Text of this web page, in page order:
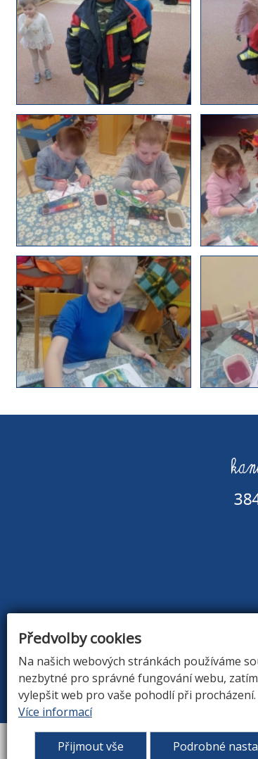
Předvolby cookies
Na našich webových stránkách používáme
nezbytné pro správné fungování webu,
vylepšit web pro vaše pohodlí při
Více informací
Přijmout vše Podrobné